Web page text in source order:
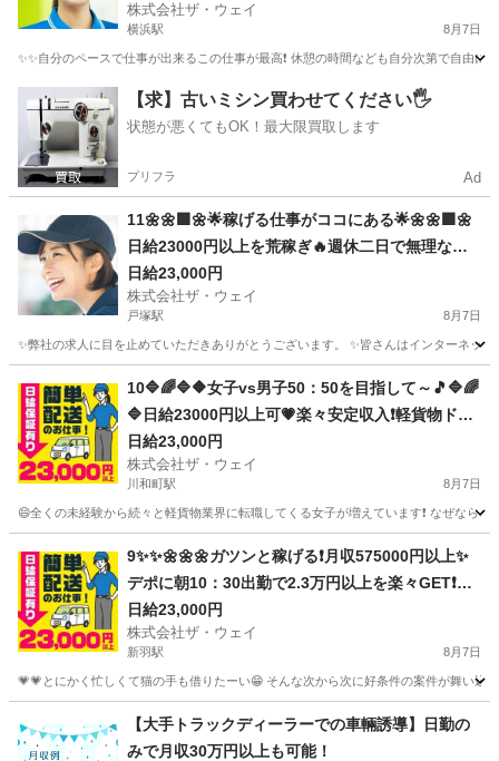
制だよ💗
株式会社ザ・ウェイ
横浜駅 8月7日
✨✨自分のペースで仕事が出来るこの仕事が最高❗️ 休憩の時間なども自分次第で自由
神奈川 横浜市 横浜駅 ドライバー ネットスーパー
【求】古いミシン買わせてください🖐️
状態が悪くてもOK！最大限買取します
プリフラ Ad
11🌼🌼🟩🌼🌟稼げる仕事がココにある🌟🌼🌼🟩🌼
日給23000円以上を荒稼ぎ🔥週休二日で無理なく
安定的に👍👍👍
日給23,000円
株式会社ザ・ウェイ
戸塚駅 8月7日
✨弊社の求人に目を止めていただきありがとうございます。 ✨皆さんはインターネッ
戸塚駅 配送 ネットスーパー
10🔷🌈🔷🔶女子vs男子50：50を目指して～🎵🔷🌈
🔷日給23000円以上可💗楽々安定収入❗️軽貨物ドラ
イバー❗️完全週休2日制だよ💛
日給23,000円
株式会社ザ・ウェイ
川和町駅 8月7日
😄全くの未経験から続々と軽貨物業界に転職してくる女子が増えています❗️ なぜなら
川和町駅 ネットスーパー
9✨✨🌼🌼🌼ガツンと稼げる❗️月収575000円以上✨
デポに朝10：30出勤で2.3万円以上を楽々GET❗️お
寝坊さん大集合🎵軽貨物ドライバー🌸🌸
日給23,000円
株式会社ザ・ウェイ
新羽駅 8月7日
💗💗とにかく忙しくて猫の手も借りたーい😁 そんな次から次に好条件の案件が舞い
新羽駅 ドライバー ネットスーパー
【大手トラックディーラーでの車輛誘導】日勤の
みで月収30万円以上も可能！